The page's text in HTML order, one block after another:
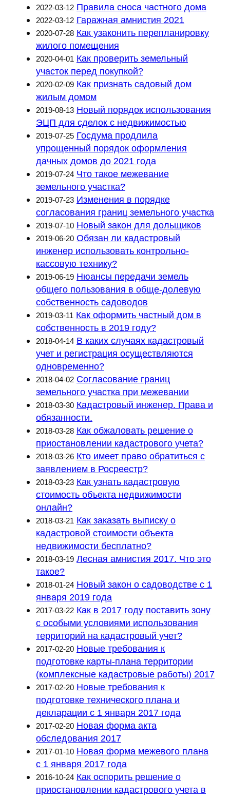
2022-03-12 Правила сноса частного дома
2022-03-12 Гаражная амнистия 2021
2020-07-28 Как узаконить перепланировку
жилого помещения
2020-04-01 Как проверить земельный
участок перед покупкой?
2020-02-09 Как признать садовый дом
жилым домом
2019-08-13 Новый порядок использования
ЭЦП для сделок с недвижимостью
2019-07-25 Госдума продлила
упрощенный порядок оформления
дачных домов до 2021 года
2019-07-24 Что такое межевание
земельного участка?
2019-07-23 Изменения в порядке
согласования границ земельного участка
2019-07-10 Новый закон для дольщиков
2019-06-20 Обязан ли кадастровый
инженер использовать контрольно-
кассовую технику?
2019-06-19 Нюансы передачи земель
общего пользования в обще-долевую
собственность садоводов
2019-03-11 Как оформить частный дом в
собственность в 2019 году?
2018-04-14 В каких случаях кадастровый
учет и регистрация осуществляются
одновременно?
2018-04-02 Согласование границ
земельного участка при межевании
2018-03-30 Кадастровый инженер. Права и
обязанности.
2018-03-28 Как обжаловать решение о
приостановлении кадастрового учета?
2018-03-26 Кто имеет право обратиться с
заявлением в Росреестр?
2018-03-23 Как узнать кадастровую
стоимость объекта недвижимости
онлайн?
2018-03-21 Как заказать выписку о
кадастровой стоимости объекта
недвижимости бесплатно?
2018-03-19 Лесная амнистия 2017. Что это
такое?
2018-01-24 Новый закон о садоводстве с 1
января 2019 года
2017-03-22 Как в 2017 году поставить зону
с особыми условиями использования
территорий на кадастровый учет?
2017-02-20 Новые требования к
подготовке карты-плана территории
(комплексные кадастровые работы) 2017
2017-02-20 Новые требования к
подготовке технического плана и
декларации с 1 января 2017 года
2017-02-20 Новая форма акта
обследования 2017
2017-01-10 Новая форма межевого плана
с 1 января 2017 года
2016-10-24 Как оспорить решение о
приостановлении кадастрового учета в